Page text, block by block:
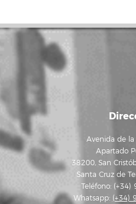
Avenida de la
Apartado
38200, San
Santa Cruz de
Teléfono:
Whatsapp: (+34)